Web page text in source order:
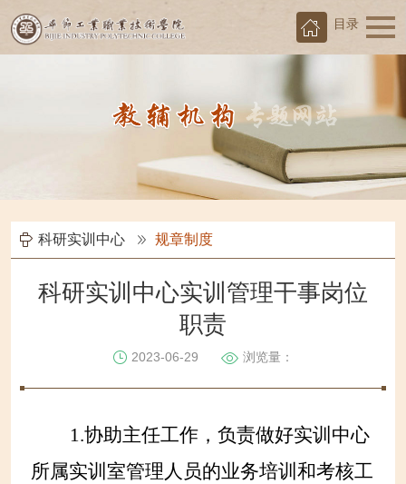
目录
科研实训中心 规章制度
科研实训中心实训管理干事岗位
职责
2023-06-29 浏览量：
1.协助主任工作，负责做好实训中心
所属实训室管理人员的业务培训和考核工